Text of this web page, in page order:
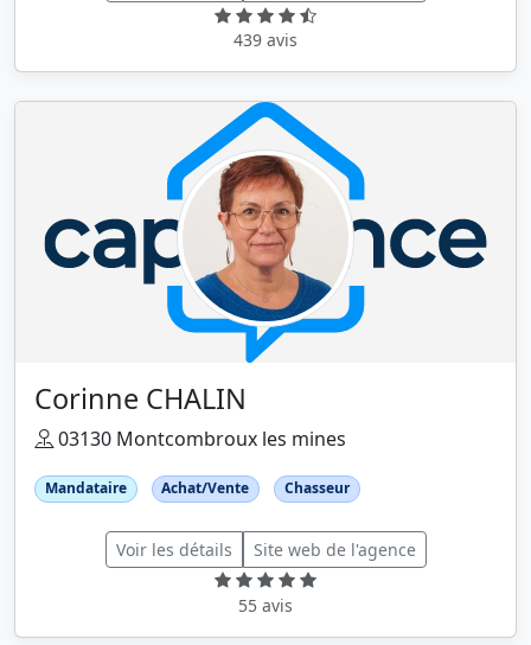
439 avis
Corinne CHALIN
03130 Montcombroux les mines
Mandataire Achat/Vente Chasseur
Voir les détails Site web de l'agence
55 avis